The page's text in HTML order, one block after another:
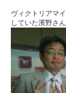
ヴィクトリアマ
していた濱野さ